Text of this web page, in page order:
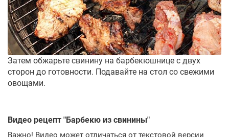
Затем обжарьте свинину на барбекюшнице с двух
сторон до готовности. Подавайте на стол со свежими
овощами.
Видео рецепт "Барбекю из свинины"
Важно! Видео может отличаться от текстовой версии